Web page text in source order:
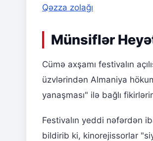
Qəzza zolağı
Münsiflər
Cümə axşamı festivalın
üzvlərindən Almaniya
yanaşması" ilə bağlı
Festivalın yeddi nəfərdən
bildirib ki, kinorejissorlar